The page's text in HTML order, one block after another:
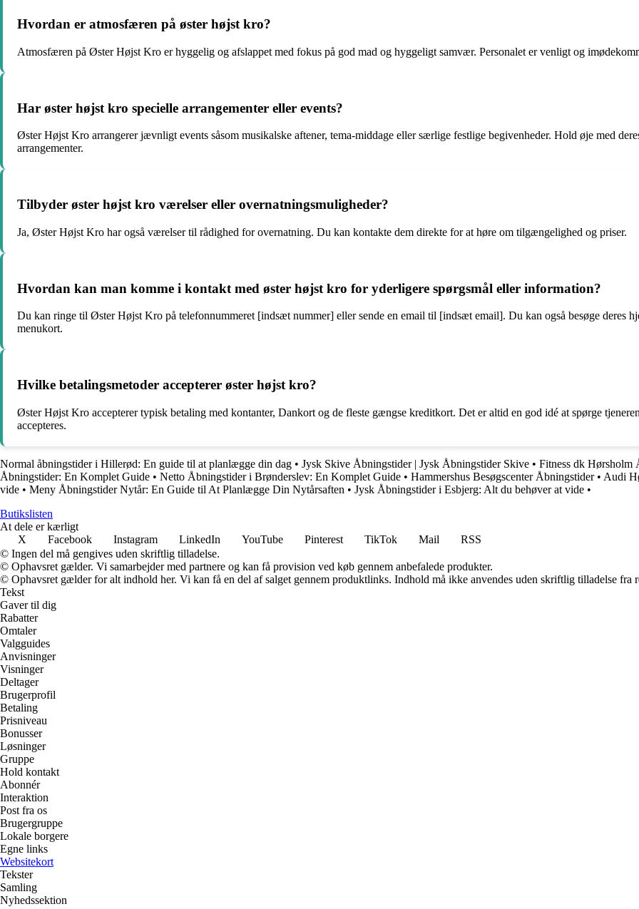
Hvordan er atmosfæren på øster højst kro?
Atmosfæren på Øster Højst Kro er hyggelig og afslappet med fokus på god mad og hyggeligt samvær. Personalet er venligt og
Har øster højst kro specielle arrangementer eller events?
Øster Højst Kro arrangerer jævnligt events såsom musikalske aftener, tema-middage eller særlige festlige begivenheder. Hold øje med
arrangementer.
Tilbyder øster højst kro værelser eller overnatningsmuligheder?
Ja, Øster Højst Kro har også værelser til rådighed for overnatning. Du kan kontakte dem direkte for at høre om tilgængelighed og priser.
Hvordan kan man komme i kontakt med øster højst kro for yderligere spørgsmål eller information?
Du kan ringe til Øster Højst Kro på telefonnummeret [indsæt nummer] eller sende en email til [indsæt email]. Du kan også besøge deres
menukort.
Hvilke betalingsmetoder accepterer øster højst kro?
Øster Højst Kro accepterer typisk betaling med kontanter, Dankort og de fleste gængse kreditkort. Det er altid en god idé at spørge
accepteres.
Normal åbningstider i Hillerød: En guide til at planlægge din dag • Jysk Skive Åbningstider | Jysk Åbningstider Skive • Fitness dk Hørsholm
Åbningstider: En Komplet Guide • Netto Åbningstider i Brønderslev: En Komplet Guide • Hammershus Besøgscenter Åbningstider• Audi
vide • Meny Åbningstider Nytår: En Guide til At Planlægge Din Nytårsaften • Jysk Åbningstider i Esbjerg: Alt du behøver at vide •
Butikslisten
At dele er kærligt
X
Facebook Instagram LinkedIn YouTube Pinterest TikTok Mail
RSS
© Ingen del må gengives uden skriftlig tilladelse.
© Ophavsret gælder. Vi samarbejder med partnere og kan få provision ved køb gennem anbefalede produkter.
© Ophavsret gælder for alt indhold her. Vi kan få en del af salget gennem produktlinks. Indhold må ikke anvendes uden skriftlig tilladelse fra
Tekst
Gaver til dig
Rabatter
Omtaler
Valgguides
Anvisninger
Visninger
Deltager
Brugerprofil
Betaling
Prisniveau
Bonusser
Løsninger
Gruppe
Hold kontakt
Abonnér
Interaktion
Post fra os
Brugergruppe
Lokale borgere
Egne links
Websitekort
Tekster
Samling
Nyhedssektion